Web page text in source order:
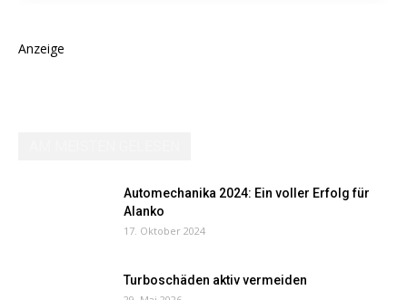
Anzeige
Automechanika 2024: Ein voller Erfolg für
Alanko
17. Oktober 2024
Turboschäden aktiv vermeiden